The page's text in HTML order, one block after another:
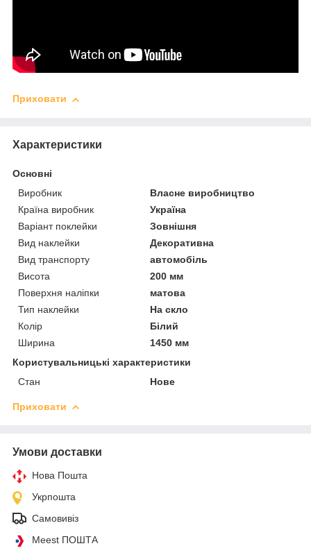
Приховати
Характеристики
Основні
Виробник
Власне виробництво
Країна виробник
Україна
Варіант поклейки
Зовнішня
Вид наклейки
Декоративна
Вид транспорту
автомобіль
Висота
200 мм
Поверхня наліпки
матова
Тип наклейки
На скло
Колір
Білий
Ширина
1450 мм
Користувальницькі характеристики
Стан
Нове
Приховати
Умови доставки
Нова Пошта
Укрпошта
Самовивіз
Meest ПОШТА